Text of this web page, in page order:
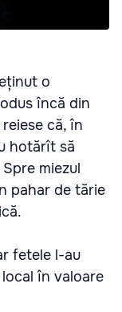
o
încă din
că, în
hotărît să
miezul
pahar de tărie
fetele l-au
în valoare